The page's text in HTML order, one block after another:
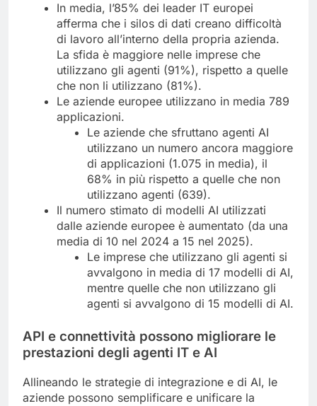
In media, l’85% dei leader IT europei
afferma che i silos di dati creano difficoltà
di lavoro all’interno della propria azienda.
La sfida è maggiore nelle imprese che
utilizzano gli agenti (91%), rispetto a quelle
che non li utilizzano (81%).
Le aziende europee utilizzano in media 789
applicazioni.
Le aziende che sfruttano agenti AI
utilizzano un numero ancora maggiore
di applicazioni (1.075 in media), il
68% in più rispetto a quelle che non
utilizzano agenti (639).
Il numero stimato di modelli AI utilizzati
dalle aziende europee è aumentato (da una
media di 10 nel 2024 a 15 nel 2025).
Le imprese che utilizzano gli agenti si
avvalgono in media di 17 modelli di AI,
mentre quelle che non utilizzano gli
agenti si avvalgono di 15 modelli di AI.
API e connettività possono migliorare le
prestazioni degli agenti IT e AI
Allineando le strategie di integrazione e di AI, le
aziende possono semplificare e unificare la